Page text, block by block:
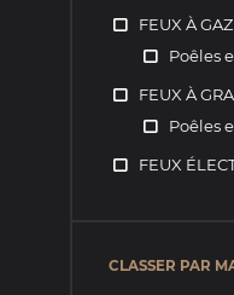
FEUX À GAZ
Poêles
FEUX À
Poêles
FEUX
CLASSER PAR